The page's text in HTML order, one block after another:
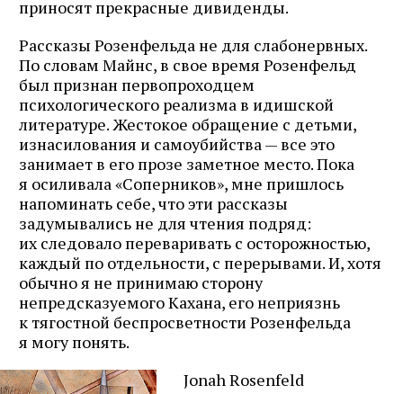
приносят прекрасные дивиденды.
Рассказы Розенфельда не для слабонервных.
По словам Майнс, в свое время Розенфельд
был признан первопроходцем
психологического реализма в идишской
литературе. Жестокое обращение с детьми,
изнасилования и самоубийства — все это
занимает в его прозе заметное место. Пока
я осиливала «Соперников», мне пришлось
напоминать себе, что эти рассказы
задумывались не для чтения подряд:
их следовало переваривать с осторожностью,
каждый по отдельности, с перерывами. И, хотя
обычно я не принимаю сторону
непредсказуемого Кахана, его неприязнь
к тягостной беспросветности Розенфельда
я могу понять.
Jonah Rosenfeld